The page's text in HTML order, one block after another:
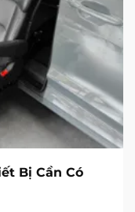
Bị Cần Có